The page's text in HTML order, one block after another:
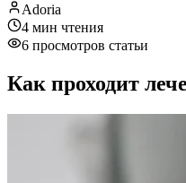
Adoria
4 мин чтения
6 просмотров статьи
Как проходит